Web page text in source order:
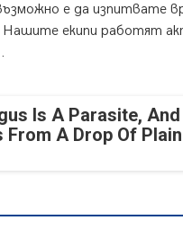
е да изпитвате
екипи работят
Is A Parasite,
From A Drop Of